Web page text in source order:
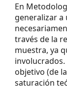
En
generalizar a
través de la
muestra, ya
objetivo (de
saturación